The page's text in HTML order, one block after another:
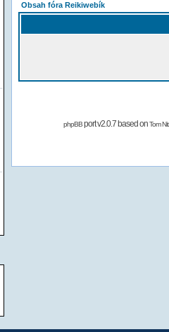
Obsah fóra Reikiwebík
phpBBport v2.0.7 based onTom